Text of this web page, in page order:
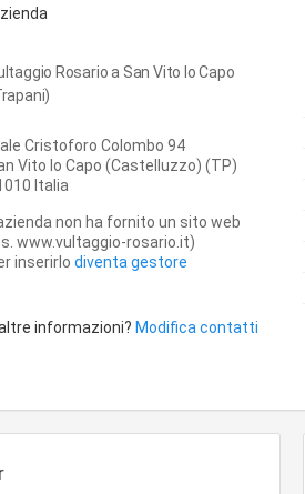
Rosario a San Vito lo Capo
Cristoforo Colombo 94
Vito lo Capo (Castelluzzo) (TP)
Italia
non ha fornito un sito web
www.vultaggio-rosario.it)
inserirlo diventa gestore
informazioni? Modifica contatti